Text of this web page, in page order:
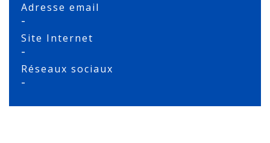
Adresse email
-
Site Internet
-
Réseaux sociaux
-